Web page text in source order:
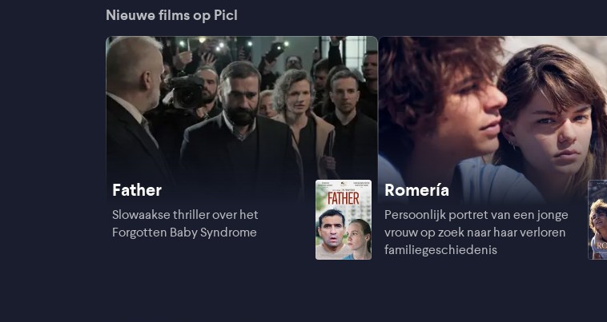
Nieuwe films op Picl
Father
Slowaakse thriller over het
Forgotten Baby Syndrome
Romería
Persoonlijk portret van een jonge
vrouw op zoek naar haar verloren
familiegeschiedenis